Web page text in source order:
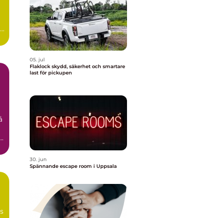
05. jul
Flaklock skydd, säkerhet och smartare
last för pickupen
30. jun
Spännande escape room i Uppsala